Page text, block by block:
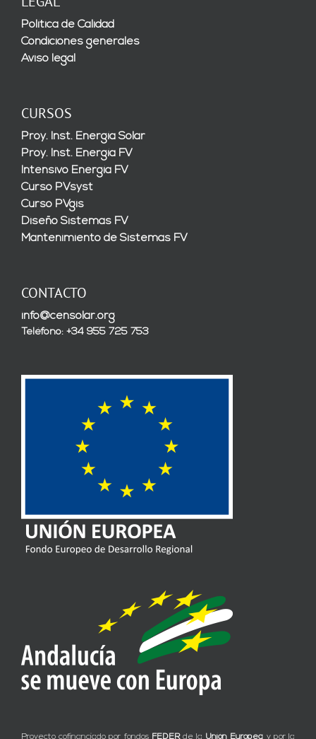
Política de Calidad
Condiciones generales
Aviso legal
CURSOS
Proy. Inst. Energía Solar
Proy. Inst. Energía FV
Intensivo Energía FV
Curso PVsyst
Curso PVgis
Diseño Sistemas FV
Mantenimiento de Sistemas FV
CONTACTO
info@censolar.org
Teléfono: +34 955 725 753
Proyecto cofinanciado por fondos FEDERde la Unión Europea y por la